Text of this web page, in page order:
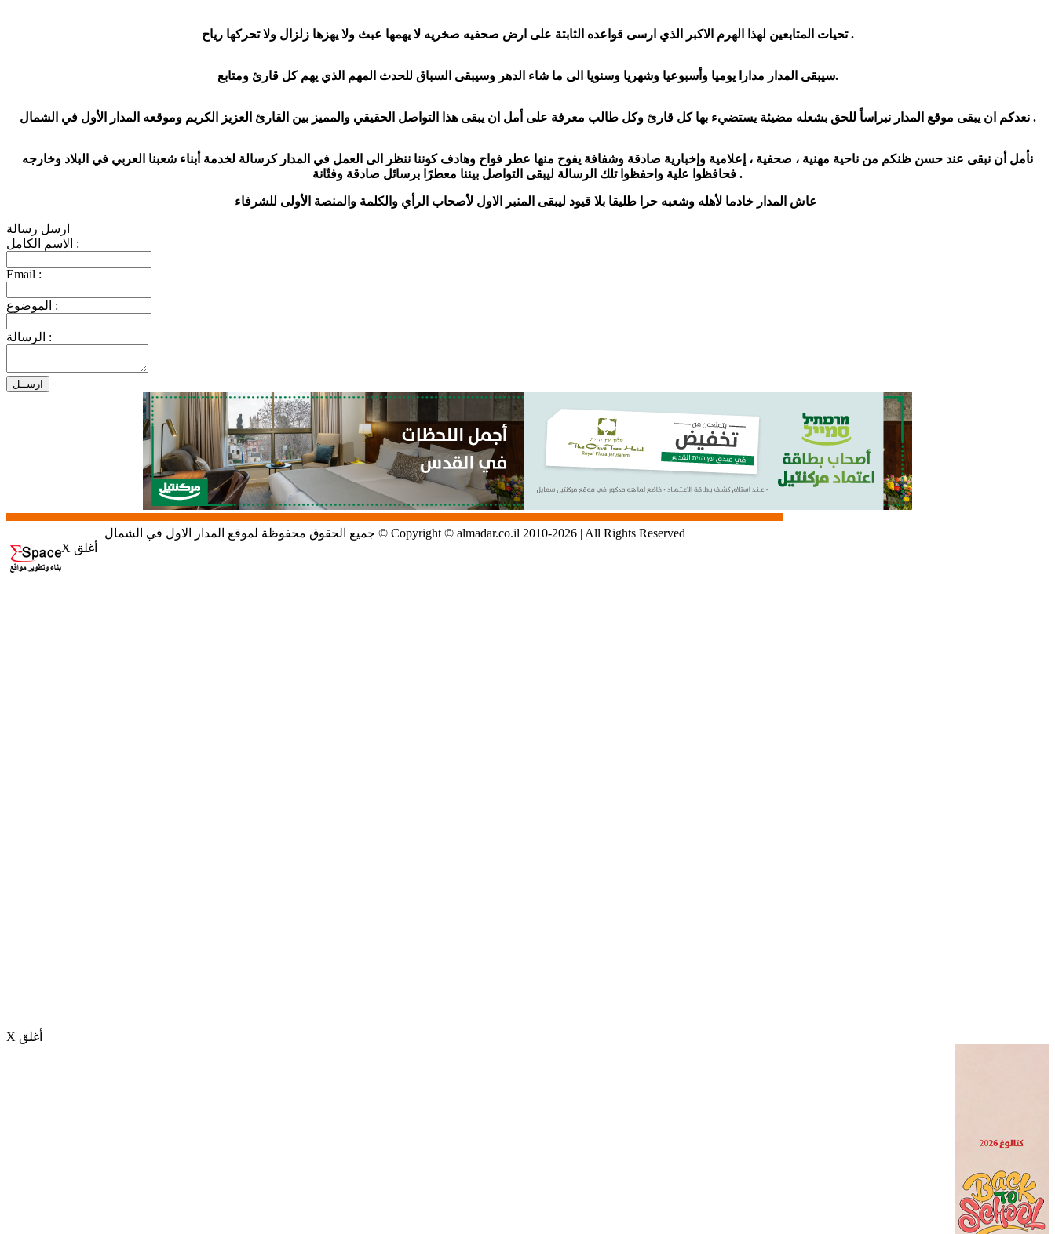
تحيات المتابعين لهذا الهرم الاكبر الذي ارسى قواعده الثابتة على ارض صحفيه صخريه لا يهمها عبث ولا يهزها زلزال ولا تحركها رياح .
سيبقى المدار مدارا يوميا وأسبوعيا وشهريا وسنويا الى ما شاء الدهر وسيبقى السباق للحدث المهم الذي يهم كل قارئ ومتابع.
نعدكم ان يبقى موقع المدار نبراساً للحق بشعله مضيئة يستضيء بها كل قارئ وكل طالب معرفة على أمل ان يبقى هذا التواصل الحقيقي والمميز بين القارئ العزيز الكريم وموقعه المدار الأول في الشمال .
نأمل أن نبقى عند حسن ظنكم من ناحية مهنية ، صحفية ، إعلامية وإخبارية صادقة وشفافة يفوح منها عطر فواح وهادف كوننا ننظر الى العمل في المدار كرسالة لخدمة أبناء شعبنا العربي في البلاد وخارجه
فحافظوا علية واحفظوا تلك الرسالة ليبقى التواصل بيننا معطرًا برسائل صادقة وفتّانة .
ارسل رسالة
الاسم الكامل :
Email :
الموضوع :
الرسالة :
Copyright © almadar.co.il 2010-2026 | All Rights Reserved © جميع الحقوق محفوظة لموقع المدار الاول في الشمال
X أغلق
X أغلق